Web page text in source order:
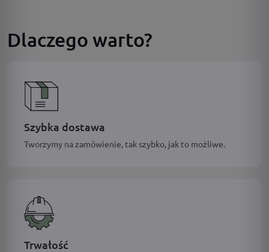
Dlaczego warto?
Szybka dostawa
Tworzymy na zamówienie, tak szybko, jak to możliwe.
Trwałość